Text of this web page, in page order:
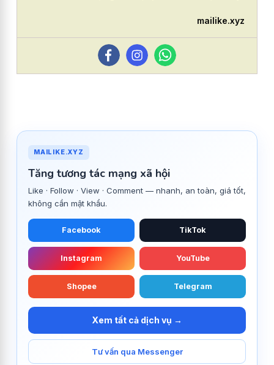
mailike.xyz
MAILIKE.XYZ
Tăng tương tác mạng xã hội
Like · Follow · View · Comment — nhanh, an toàn, giá tốt,
không cần mật khẩu.
Facebook TikTok
Instagram YouTube
Shopee Telegram
Xem tất cả dịch vụ →
Tư vấn qua Messenger